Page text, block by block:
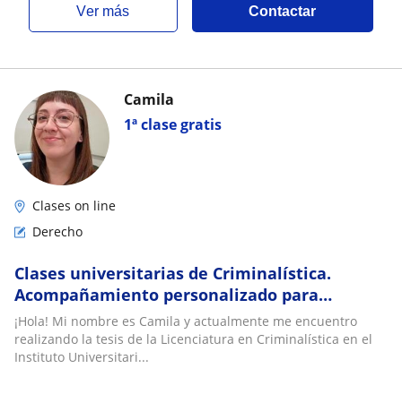
ver más Contactar
1ª clase gratis
Camila
Clases on line
Derecho
Clases universitarias de Criminalística.
Acompañamiento personalizado para
preparar tus exámenes, trabajos prácticos y
comprender
¡Hola! Mi nombre es Camila y actualmente me encuentro
realizando la tesis de la Licenciatura en Criminalística en el
Instituto Universitari...